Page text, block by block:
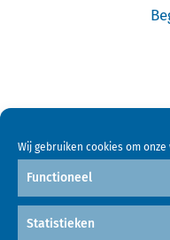
Wij gebruiken cookies om
Functioneel
Statistieken